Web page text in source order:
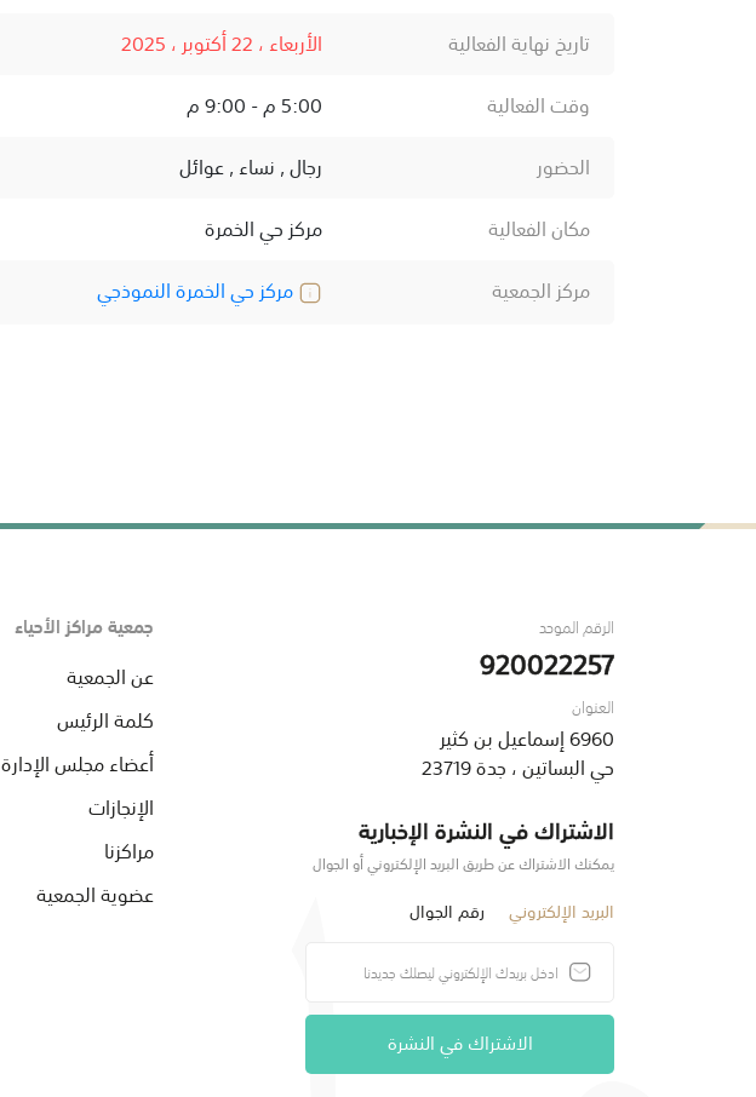
تاريخ نهاية الفعالية
الأربعاء ، 22 أكتوبر ، 2025
وقت الفعالية
5:00 م - 9:00 م
الحضور
رجال , نساء , عوائل
مكان الفعالية
مركز حي الخمرة
مركز الجمعية
مركز حي الخمرة النموذجي
الرقم الموحد
920022257
العنوان
6960 إسماعيل بن كثير
حي البساتين ، جدة 23719
الاشتراك في النشرة الإخبارية
يمكنك الاشتراك عن طريق البريد الإلكتروني أو الجوال
البريد الإلكتروني رقم الجوال
الاشتراك في النشرة
جمعية مراكز الأحياء
عن الجمعية
كلمة الرئيس
أعضاء مجلس الإدارة
الإنجازات
مراكزنا
عضوية الجمعية